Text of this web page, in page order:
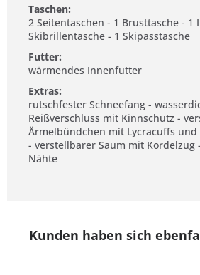
Taschen:
2 Seitentaschen - 1 Brusttasche - 1
Skibrillentasche - 1 Skipasstasche
Futter:
wärmendes Innenfutter
Extras:
rutschfester Schneefang -
Reißverschluss mit Kinnschutz -
Ärmelbündchen mit Lycracuffs
- verstellbarer Saum mit Kordelzug
Nähte
Kunden haben sich